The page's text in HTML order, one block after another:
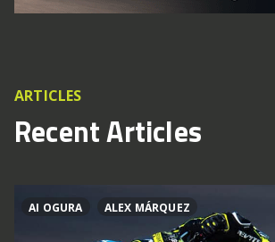
ARTICLES
Recent Articles
AI OGURA ALEX MÁRQUEZ